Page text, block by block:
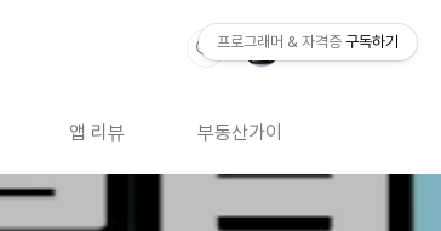
앱 리뷰 부동산가이드
프로그래머 & 자격증 구독하기